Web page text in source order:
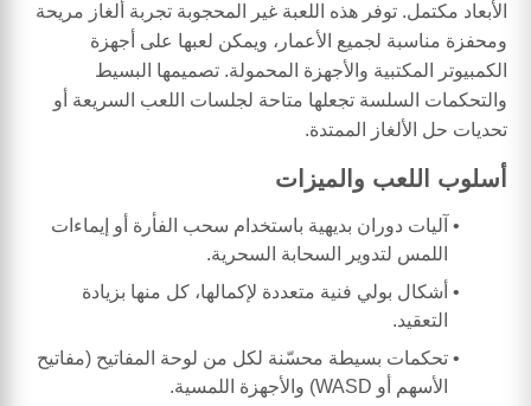
الأبعاد مكتمل. توفر هذه اللعبة غير المحجوبة تجربة ألغاز مريحة
ومحفزة مناسبة لجميع الأعمار، ويمكن لعبها على أجهزة
الكمبيوتر المكتبية والأجهزة المحمولة. تصميمها البسيط
والتحكمات السلسة تجعلها متاحة لجلسات اللعب السريعة أو
تحديات حل الألغاز الممتدة.
أسلوب اللعب والميزات
آليات دوران بديهية باستخدام سحب الفأرة أو إيماءات
اللمس لتدوير السحابة السحرية.
أشكال بولي فنية متعددة لإكمالها، كل منها بزيادة
التعقيد.
تحكمات بسيطة محسّنة لكل من لوحة المفاتيح (مفاتيح
الأسهم أو WASD) والأجهزة اللمسية.